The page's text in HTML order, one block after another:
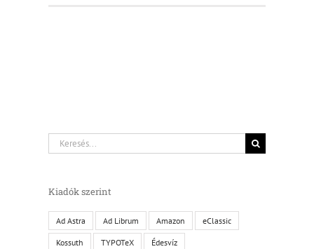
Keresés...
Kiadók szerint
Ad Astra Ad Librum Amazon eClassic
Kossuth TYPOTeX Édesvíz